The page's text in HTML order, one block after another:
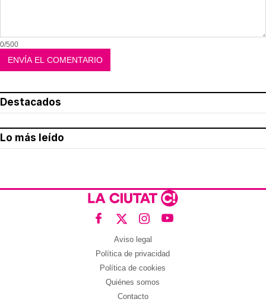
0/500
Destacados
Lo más leído
Aviso legal
Política de privacidad
Política de cookies
Quiénes somos
Contacto